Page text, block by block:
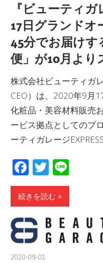
『ビューティガ
17日グランドオ
45分でお届けす
便」が10月より
株式会社ビューティガ
CEO）は、2020年9月
化粧品・美容材料販売
ービス拠点としてのプ
ーティガレージEXPRESS
Facebook
Twitter
続きを読む
2020-09-01